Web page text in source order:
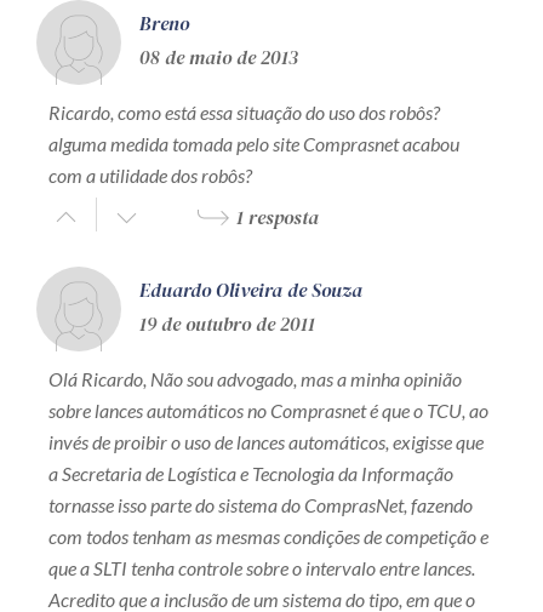
Breno
08 de maio de 2013
Ricardo, como está essa situação do uso dos robôs?
alguma medida tomada pelo site Comprasnet acabou
com a utilidade dos robôs?
1 resposta
Eduardo Oliveira de Souza
19 de outubro de 2011
Olá Ricardo, Não sou advogado, mas a minha opinião
sobre lances automáticos no Comprasnet é que o TCU, ao
invés de proibir o uso de lances automáticos, exigisse que
a Secretaria de Logística e Tecnologia da Informação
tornasse isso parte do sistema do ComprasNet, fazendo
com todos tenham as mesmas condições de competição e
que a SLTI tenha controle sobre o intervalo entre lances.
Acredito que a inclusão de um sistema do tipo, em que o